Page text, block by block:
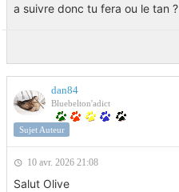
a suivre donc tu fera ou le tan ?
dan84
Bluebelton'adict
Sujet Auteur
10 avr. 2026 21:08
Salut Olive